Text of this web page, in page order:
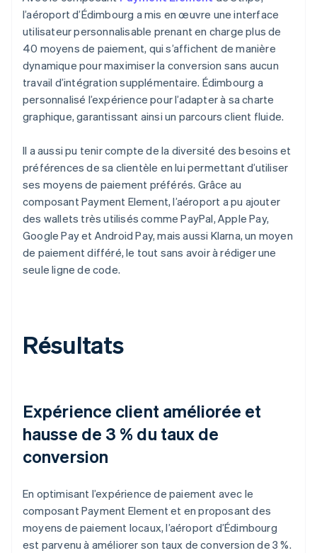
l’aéroport d’Édimbourg a mis en œuvre une interface
utilisateur personnalisable prenant en charge plus de
40 moyens de paiement, qui s’affichent de manière
dynamique pour maximiser la conversion sans aucun
travail d’intégration supplémentaire. Édimbourg a
personnalisé l’expérience pour l’adapter à sa charte
graphique, garantissant ainsi un parcours client fluide.
Il a aussi pu tenir compte de la diversité des besoins et
préférences de sa clientèle en lui permettant d’utiliser
ses moyens de paiement préférés. Grâce au
composant Payment Element, l’aéroport a pu ajouter
des wallets très utilisés comme PayPal, Apple Pay,
Google Pay et Android Pay, mais aussi Klarna, un moyen
de paiement différé, le tout sans avoir à rédiger une
seule ligne de code.
Résultats
Expérience client améliorée et
hausse de 3 % du taux de
conversion
En optimisant l’expérience de paiement avec le
composant Payment Element et en proposant des
moyens de paiement locaux, l’aéroport d’Édimbourg
est parvenu à améliorer son taux de conversion de 3 %.